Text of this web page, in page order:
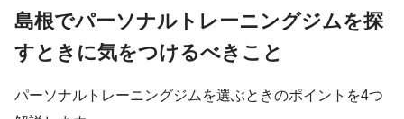
島根でパーソナルトレーニングジムを探
すときに気をつけるべきこと
パーソナルトレーニングジムを選ぶときのポイントを4つ